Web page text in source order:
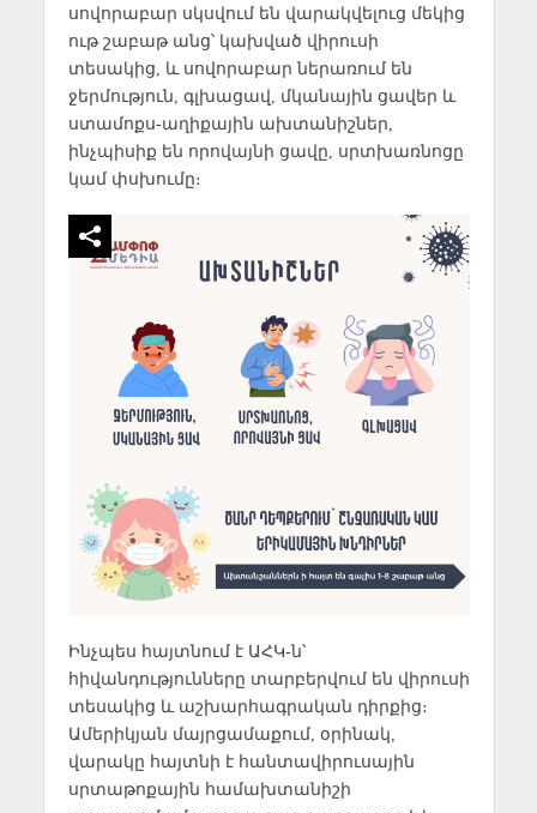
սովորաբար սկսվում են վարակվելուց մեկից
ութ շաբաթ անց՝ կախված վիրուսի
տեսակից, և սովորաբար ներառում են
ջերմություն, գլխացավ, մկանային ցավեր և
ստամոքս-աղիքային ախտանիշներ,
ինչպիսիք են որովայնի ցավը, սրտխառնոցը
կամ փսխումը։
Ինչպես հայտնում է ԱՀԿ-ն՝
հիվանդությունները տարբերվում են վիրուսի
տեսակից և աշխարհագրական դիրքից։
Ամերիկյան մայրցամաքում, օրինակ,
վարակը հայտնի է հանտավիրուսային
սրտաթոքային համախտանիշի